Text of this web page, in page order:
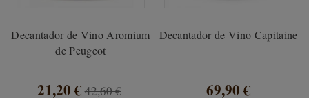
Decantador de Vino Aromium
de Peugeot
21,20 €42,60 €
Decantador de Vino Capitaine
69,90 €